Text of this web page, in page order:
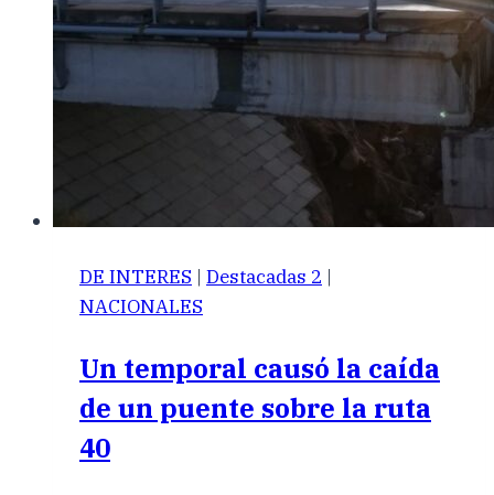
DE INTERES | Destacadas 2 |
NACIONALES
Un temporal causó la caída
de un puente sobre la ruta
40